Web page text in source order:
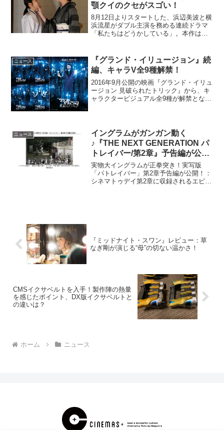
顎クイのクセがスゴい！
8月12日よりスタートした、浜辺美波と横
浜流星がダブル主演を務める連続ドラマ
「私たちはどうかしている」。本作は、
ミステリー。9月2日に放送となる第4話で
は、城島（高...
ニュース
『グランド・イリュージョン』続
編、キャラV全9種解禁！
2016年9月公開の映画『グランド・イリュ
ージョン 見破られたトリック』から、キ
ャラクタービジュアル全9種が解禁となっ
ョーで不正に搾...
ニュース
イングラムがガンガン動く
♪『THE NEXT GENERATION パ
トレイバー/第2章』予告編が公
開！
実物大イングラムが正拳突き！実写版
「パトレイバー」第2章予告編が公開！：
シネマトゥデイ第2章に収録されるエピソ
『ミッドナイト・スワン』レビュー：草
なぎ剛が演じる“母”の切ない温かさ！
CMSイクサベルトを入手！製作陣の熱量
を感じたポイント、DX版イクサベルトと
の違いは？
ホーム ニュース